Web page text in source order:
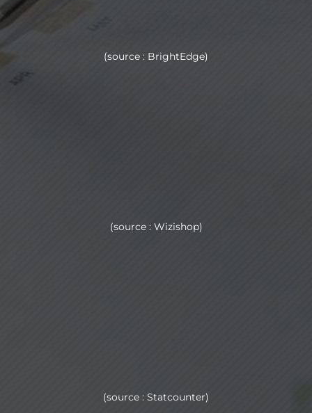
(source : BrightEdge)
(source : Wizishop)
(source : Statcounter)